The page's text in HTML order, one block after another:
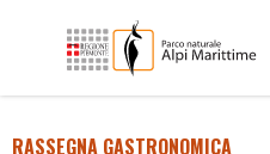
RASSEGNA GASTRONOMICA